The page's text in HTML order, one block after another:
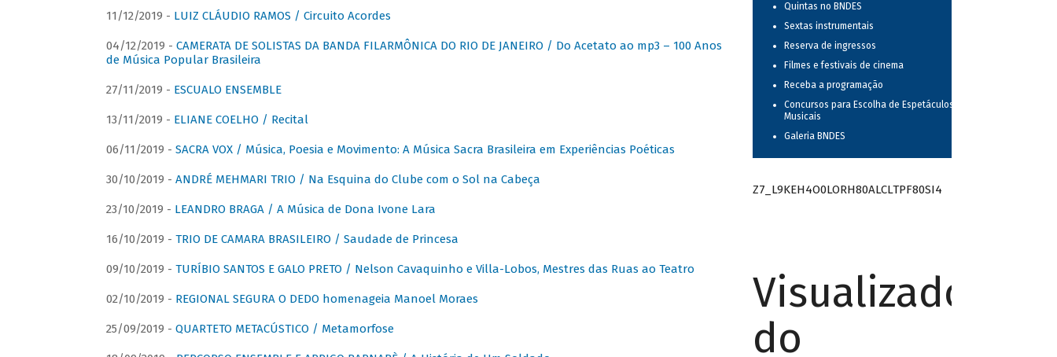
11/12/2019 - LUIZ CLÁUDIO RAMOS / Circuito Acordes
04/12/2019 - CAMERATA DE SOLISTAS DA BANDA FILARMÔNICA DO RIO DE JANEIRO / Do Acetato ao mp3 – 100 Anos
de Música Popular Brasileira
27/11/2019 - ESCUALO ENSEMBLE
13/11/2019 - ELIANE COELHO / Recital
06/11/2019 - SACRA VOX / Música, Poesia e Movimento: A Música Sacra Brasileira em Experiências Poéticas
30/10/2019 - ANDRÉ MEHMARI TRIO / Na Esquina do Clube com o Sol na Cabeça
23/10/2019 - LEANDRO BRAGA / A Música de Dona Ivone Lara
16/10/2019 - TRIO DE CAMARA BRASILEIRO / Saudade de Princesa
09/10/2019 - TURÍBIO SANTOS E GALO PRETO / Nelson Cavaquinho e Villa-Lobos, Mestres das Ruas ao Teatro
02/10/2019 - REGIONAL SEGURA O DEDO homenageia Manoel Moraes
25/09/2019 - QUARTETO METACÚSTICO / Metamorfose
Quintas no BNDES
Sextas instrumentais
Reserva de ingressos
Filmes e festivais de cinema
Receba a programação
Concursos para Escolha de Espetáculos
Musicais
Galeria BNDES
Z7_L9KEH4O0LORH80ALCLTPF80SI4
Visualizador
do